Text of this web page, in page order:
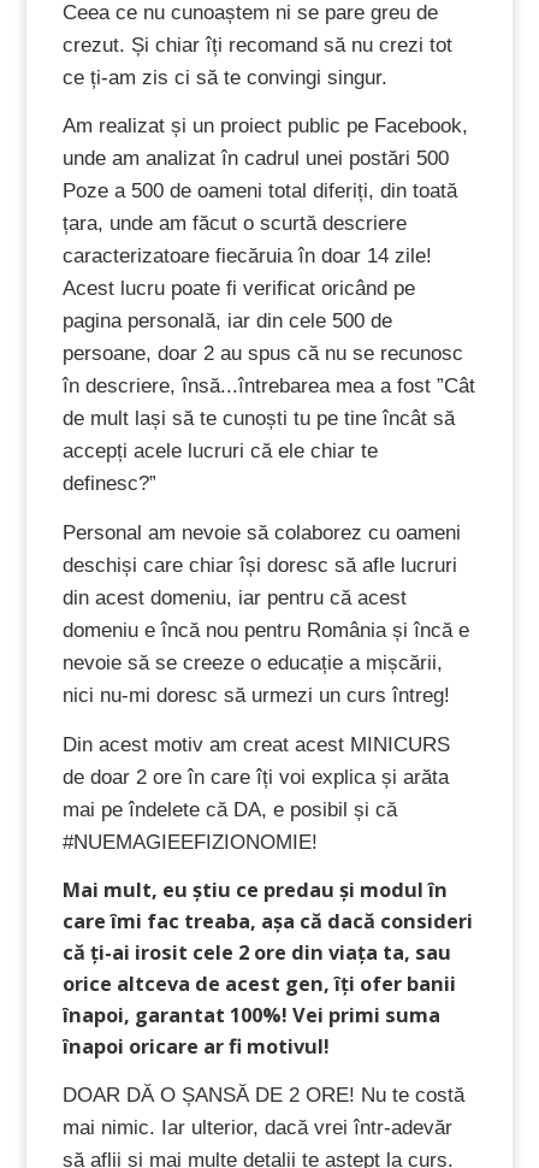
Ceea ce nu cunoaștem ni se pare greu de
crezut. Și chiar îți recomand să nu crezi tot
ce ți-am zis ci să te convingi singur.
Am realizat și un proiect public pe Facebook,
unde am analizat în cadrul unei postări 500
Poze a 500 de oameni total diferiți, din toată
țara, unde am făcut o scurtă descriere
caracterizatoare fiecăruia în doar 14 zile!
Acest lucru poate fi verificat oricând pe
pagina personală, iar din cele 500 de
persoane, doar 2 au spus că nu se recunosc
în descriere, însă...întrebarea mea a fost ”Cât
de mult lași să te cunoști tu pe tine încât să
accepți acele lucruri că ele chiar te
definesc?”
Personal am nevoie să colaborez cu oameni
deschiși care chiar își doresc să afle lucruri
din acest domeniu, iar pentru că acest
domeniu e încă nou pentru România și încă e
nevoie să se creeze o educație a mișcării,
nici nu-mi doresc să urmezi un curs întreg!
Din acest motiv am creat acest MINICURS
de doar 2 ore în care îți voi explica și arăta
mai pe îndelete că DA, e posibil și că
#NUEMAGIEEFIZIONOMIE!
Mai mult, eu știu ce predau și modul în
care îmi fac treaba, așa că dacă consideri
că ți-ai irosit cele 2 ore din viața ta, sau
orice altceva de acest gen, îți ofer banii
înapoi, garantat 100%! Vei primi suma
înapoi oricare ar fi motivul!
DOAR DĂ O ȘANSĂ DE 2 ORE! Nu te costă
mai nimic. Iar ulterior, dacă vrei într-adevăr
să aflii și mai multe detalii te aștept la curs.